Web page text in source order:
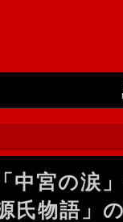
中宮の涙
氏物語」